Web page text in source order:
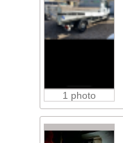
1 photo